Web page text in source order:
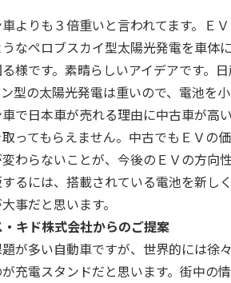
よりも３倍重いと言われてます。Ｅ
なペロブスカイ型太陽光発電を車体
様です。素晴らしいアイデアです。
型の太陽光発電は重いので、電池を
で日本車が売れる理由に中古車が高
ってもらえません。中古でもＥＶの
わらないことが、今後のＥＶの方向
るには、搭載されている電池を新し
事だと思います。
キド株式会社からのご提案
が多い自動車ですが、世界的には徐
充電スタンドだと思います。街中の